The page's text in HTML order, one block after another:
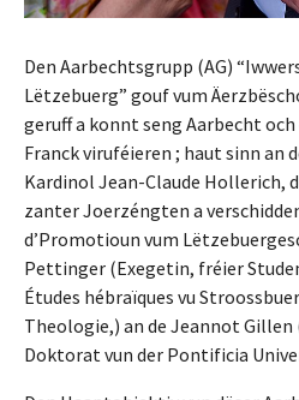
Den Aarbechtsgrupp (AG)
Lëtzebuerg” gouf vum
geruff a konnt seng Aarbecht
Franck viruféieren ; haut sinn an
Kardinol Jean-Claude Hollerich,
zanter Joerzéngten a
d’Promotioun vum
Pettinger (Exegetin, fréier
Études hébraïques vu
Theologie,) an de Jeannot Gillen
Doktorat vun der Pontificia